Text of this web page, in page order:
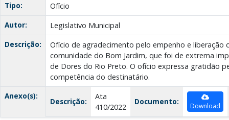
Tipo:
Ofício
Autor:
Legislativo Municipal
Descrição:
Ofício de agradecimento pelo empenho e liberação
comunidade do Bom Jardim, que foi de extrema
de Dores do Rio Preto. O ofício expressa gratidão
competência do destinatário.
Anexo(s):
Descrição:
Ata
410/2022
Documento: Download